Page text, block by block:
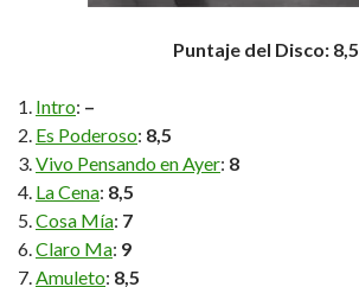
Puntaje del Disco: 8,5
Intro: –
Es Poderoso: 8,5
Vivo Pensando en Ayer: 8
La Cena: 8,5
Cosa Mía: 7
Claro Ma: 9
Amuleto: 8,5